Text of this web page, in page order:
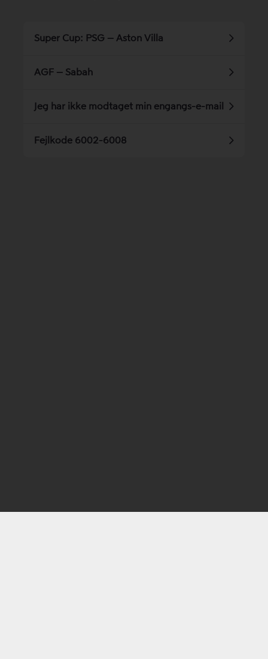
Super Cup: PSG – Aston Villa
AGF – Sabah
Jeg har ikke modtaget min engangs-e-mail
Fejlkode 6002-6008